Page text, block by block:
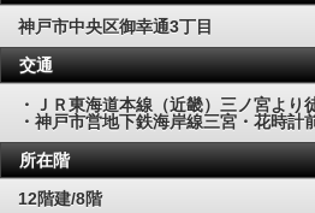
神戸市中央区御幸通3丁目
交通
・ＪＲ東海道本線（近畿）三ノ宮より
・神戸市営地下鉄海岸線三宮・花時計
所在階
12階建/8階